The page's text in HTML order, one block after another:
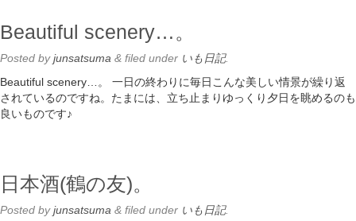
Beautiful scenery…。
Posted byjunsatsuma & filed under いも日記.
Beautiful scenery…。 一日の終わりに毎日こんな美しい情景が繰り返
されているのですね。たまには、立ち止まりゆっくり夕日を眺めるのも
良いものです♪
日本酒(鶴の友)。
Posted byjunsatsuma & filed under いも日記.